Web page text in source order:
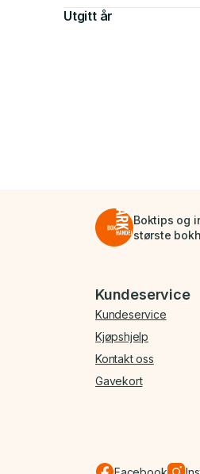
Utgitt år
Boktips og
største
Bunnmeny
Kundeservice
Kundeservice
Kjøpshjelp
Kontakt oss
Gavekort